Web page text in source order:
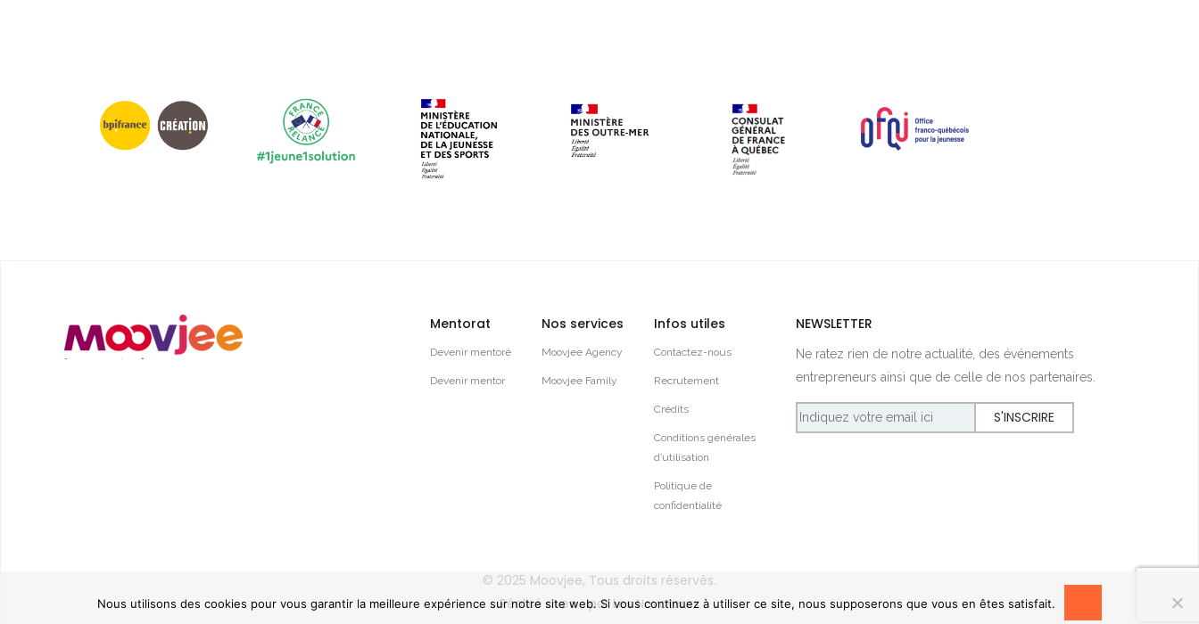
Mentorat
Devenir mentoré
Devenir mentor
Nos services
Moovjee Agency
Moovjee Family
Infos utiles
Contactez-nous
Recrutement
Crédits
Conditions générales
d’utilisation
Politique de
confidentialité
NEWSLETTER
Ne ratez rien de notre actualité, des événements
entrepreneurs ainsi que de celle de nos partenaires.
© 2025 Moovjee, Tous droits réservés.
Réalisé avec par Les Novateurs
Nous utilisons des cookies pour vous garantir la meilleure expérience sur notre site web. Si vous continuez à utiliser ce site, nous supposerons que vous en êtes satisfait.